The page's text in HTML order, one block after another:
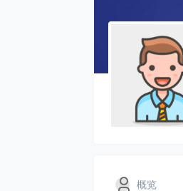
概览